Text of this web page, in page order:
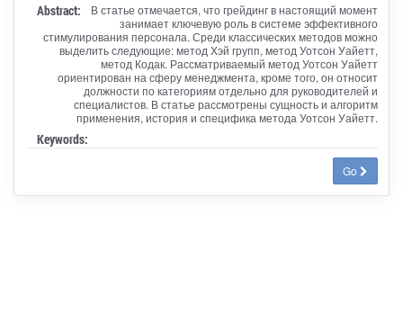
Abstract:
В статье отмечается, что грейдинг в настоящий момент
занимает ключевую роль в системе эффективного
стимулирования персонала. Среди классических методов можно
выделить следующие: метод Хэй групп, метод Уотсон Уайетт,
метод Кодак. Рассматриваемый метод Уотсон Уайетт
ориентирован на сферу менеджмента, кроме того, он относит
должности по категориям отдельно для руководителей и
специалистов. В статье рассмотрены сущность и алгоритм
применения, история и специфика метода Уотсон Уайетт.
Keywords:
Go